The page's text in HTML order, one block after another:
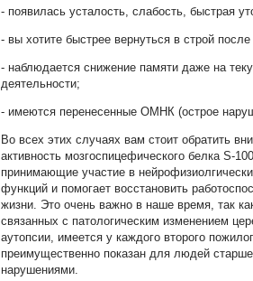
- появилась усталость, слабость, быстрая
- вы хотите быстрее вернуться в строй
- наблюдается снижение памяти даже на
деятельности;
- имеются перенесенные ОМНК (острое
Во всех этих случаях вам стоит обратить
активность мозгоспицефического белка S-
принимающие участие в
функций и помогает восстановить
жизни. Это очень важно в наше время, так
связанных с патологическим изменением
аутопсии, имеется у каждого второго
преимущественно показан для людей
нарушениями.